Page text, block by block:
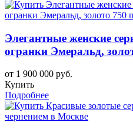
Элегантные женские
огранки Эмеральд,
от 1 900 000 руб.
Купить
Подробнее